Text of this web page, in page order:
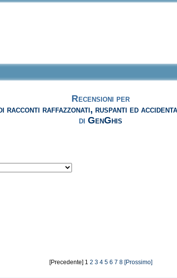
Recensioni per
racconti raffazzonati, ruspanti ed
diGenGhis
[Precedente] 1 2 3 4 5 6 7 8 [Prossimo]